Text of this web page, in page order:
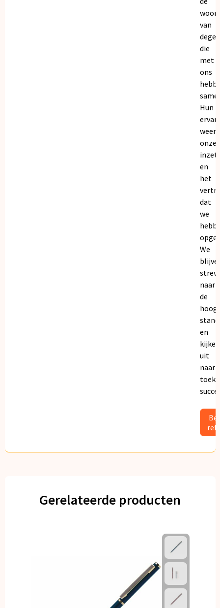
van
die
met
ons
Hun
onze
inzet
en
het
dat
we
We
naar
de
en
kijken
uit
naar
Gerelateerde producten